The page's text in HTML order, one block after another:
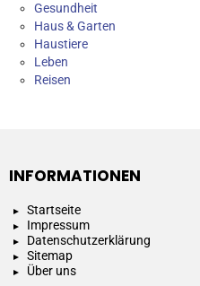
Gesundheit
Haus & Garten
Haustiere
Leben
Reisen
INFORMATIONEN
Startseite
Impressum
Datenschutzerklärung
Sitemap
Über uns